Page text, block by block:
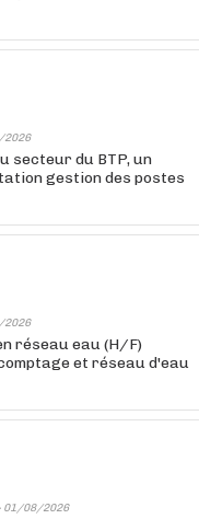
secteur du BTP, un
gestion des postes
réseau eau (H/F)
et réseau d'eau
01/08/2026